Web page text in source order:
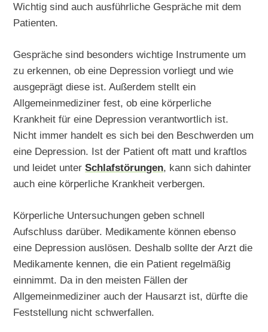
Wichtig sind auch ausführliche Gespräche mit dem
Patienten.
Gespräche sind besonders wichtige Instrumente um
zu erkennen, ob eine Depression vorliegt und wie
ausgeprägt diese ist. Außerdem stellt ein
Allgemeinmediziner fest, ob eine körperliche
Krankheit für eine Depression verantwortlich ist.
Nicht immer handelt es sich bei den Beschwerden um
eine Depression. Ist der Patient oft matt und kraftlos
und leidet unterSchlafstörungen, kann sich dahinter
auch eine körperliche Krankheit verbergen.
Körperliche Untersuchungen geben schnell
Aufschluss darüber. Medikamente können ebenso
eine Depression auslösen. Deshalb sollte der Arzt die
Medikamente kennen, die ein Patient regelmäßig
einnimmt. Da in den meisten Fällen der
Allgemeinmediziner auch der Hausarzt ist, dürfte die
Feststellung nicht schwerfallen.